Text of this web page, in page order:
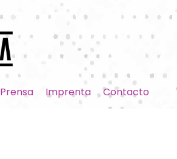
Prensa Imprenta Contacto